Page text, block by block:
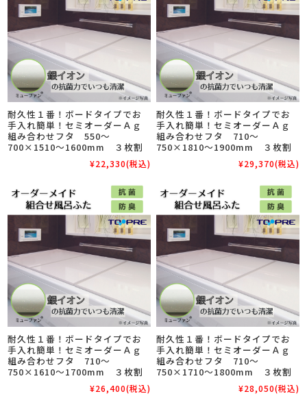
耐久性１番！ボードタイプでお
手入れ簡単！セミオーダーＡｇ
組み合わせフタ 550～
700×1510～1600mm ３枚割
¥22,330(税込)
耐久性１番！ボードタイプでお
手入れ簡単！セミオーダーＡｇ
組み合わせフタ 710～
750×1810～1900mm ３枚割
¥29,370(税込)
耐久性１番！ボードタイプでお
手入れ簡単！セミオーダーＡｇ
組み合わせフタ 710～
750×1610～1700mm ３枚割
¥26,400(税込)
耐久性１番！ボードタイプでお
手入れ簡単！セミオーダーＡｇ
組み合わせフタ 710～
750×1710～1800mm ３枚割
¥28,050(税込)